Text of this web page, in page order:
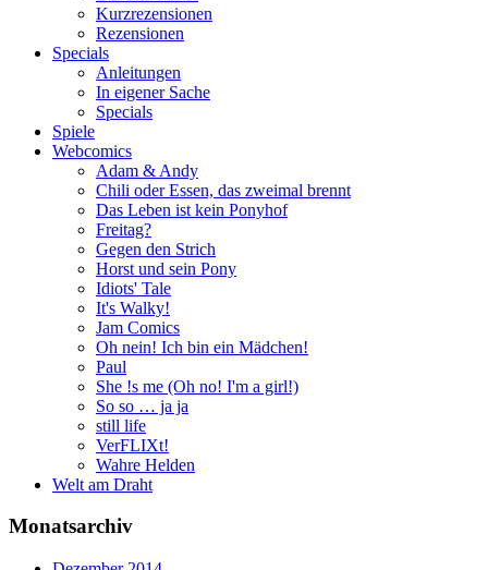
Kurzrezensionen
Rezensionen
Specials
Anleitungen
In eigener Sache
Specials
Spiele
Webcomics
Adam & Andy
Chili oder Essen, das zweimal brennt
Das Leben ist kein Ponyhof
Freitag?
Gegen den Strich
Horst und sein Pony
Idiots' Tale
It's Walky!
Jam Comics
Oh nein! Ich bin ein Mädchen!
Paul
She !s me (Oh no! I'm a girl!)
So so … ja ja
still life
VerFLIXt!
Wahre Helden
Welt am Draht
Monatsarchiv